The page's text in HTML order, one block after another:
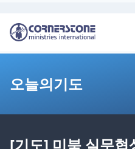
오늘의기도
[기도] 미북 실무협